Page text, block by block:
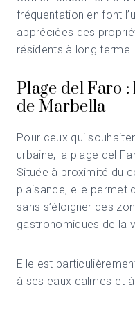
fréquentation en font
appréciées des
résidents à long terme.
Plage del Faro
de Marbella
Pour ceux qui
urbaine, la plage del
Située à proximité du
plaisance, elle permet
sans s’éloigner des
gastronomiques de la
Elle est
à ses eaux calmes et